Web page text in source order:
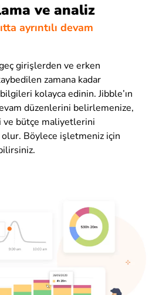
ve analiz
ayrıntılı devam
girişlerden ve erken
zamana kadar
kolayca edinin. Jibble’ın
düzenlerini belirlemenize,
ve bütçe maliyetlerini
olur. Böylece işletmeniz için